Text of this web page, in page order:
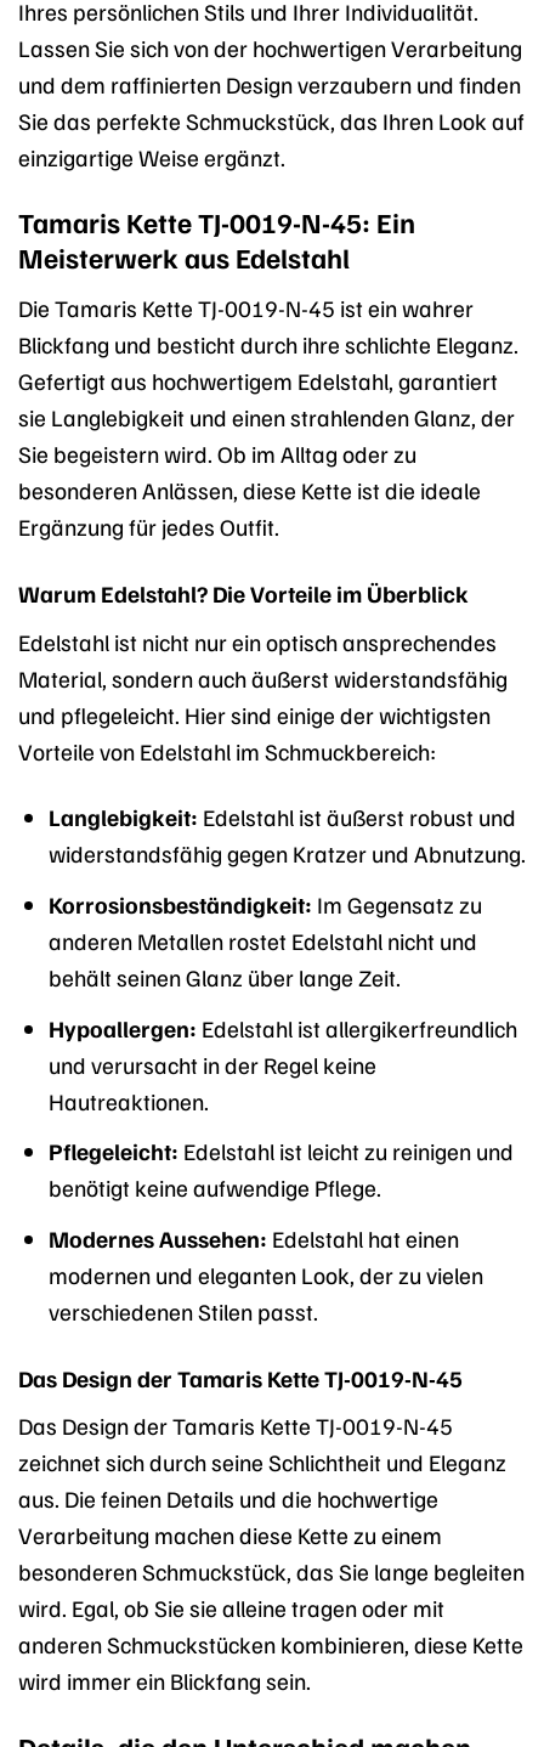
Ihres persönlichen Stils und Ihrer Individualität.
Lassen Sie sich von der hochwertigen Verarbeitung
und dem raffinierten Design verzaubern und finden
Sie das perfekte Schmuckstück, das Ihren Look auf
einzigartige Weise ergänzt.
Tamaris Kette TJ-0019-N-45: Ein
Meisterwerk aus Edelstahl
Die Tamaris Kette TJ-0019-N-45 ist ein wahrer
Blickfang und besticht durch ihre schlichte Eleganz.
Gefertigt aus hochwertigem Edelstahl, garantiert
sie Langlebigkeit und einen strahlenden Glanz, der
Sie begeistern wird. Ob im Alltag oder zu
besonderen Anlässen, diese Kette ist die ideale
Ergänzung für jedes Outfit.
Warum Edelstahl? Die Vorteile im Überblick
Edelstahl ist nicht nur ein optisch ansprechendes
Material, sondern auch äußerst widerstandsfähig
und pflegeleicht. Hier sind einige der wichtigsten
Vorteile von Edelstahl im Schmuckbereich:
Langlebigkeit: Edelstahl ist äußerst robust und
widerstandsfähig gegen Kratzer und Abnutzung.
Korrosionsbeständigkeit: Im Gegensatz zu
anderen Metallen rostet Edelstahl nicht und
behält seinen Glanz über lange Zeit.
Hypoallergen: Edelstahl ist allergikerfreundlich
und verursacht in der Regel keine
Hautreaktionen.
Pflegeleicht: Edelstahl ist leicht zu reinigen und
benötigt keine aufwendige Pflege.
Modernes Aussehen: Edelstahl hat einen
modernen und eleganten Look, der zu vielen
verschiedenen Stilen passt.
Das Design der Tamaris Kette TJ-0019-N-45
Das Design der Tamaris Kette TJ-0019-N-45
zeichnet sich durch seine Schlichtheit und Eleganz
aus. Die feinen Details und die hochwertige
Verarbeitung machen diese Kette zu einem
besonderen Schmuckstück, das Sie lange begleiten
wird. Egal, ob Sie sie alleine tragen oder mit
anderen Schmuckstücken kombinieren, diese Kette
wird immer ein Blickfang sein.